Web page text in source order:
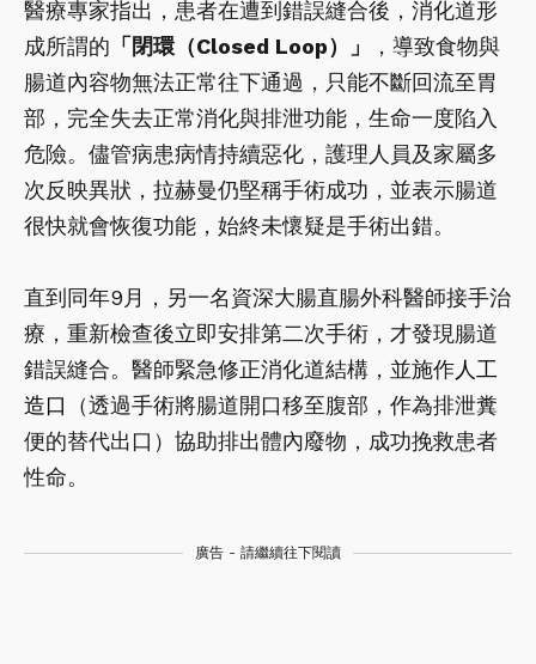
醫療專家指出，患者在遭到錯誤縫合後，消化道形
成所謂的 「閉環（Closed Loop）」
，導致食物與
腸道內容物無法正常往下通過，只能不斷回流至胃
部，完全失去正常消化與排泄功能，生命一度陷入
危險。儘管病患病情持續惡化，護理人員及家屬多
次反映異狀，拉赫曼仍堅稱手術成功，並表示腸道
很快就會恢復功能，始終未懷疑是手術出錯。
直到同年9月，另一名資深大腸直腸外科醫師接手治
療，重新檢查後立即安排第二次手術，才發現腸道
錯誤縫合。醫師緊急修正消化道結構，並施作人工
造口
（透過手術將腸道開口移至腹部，作為排泄糞
便的替代出口）協助排出體內廢物，成功挽救患者
性命。
廣告 - 請繼續往下閱讀